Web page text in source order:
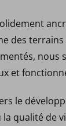
des terrains
nous
et
le
qualité de